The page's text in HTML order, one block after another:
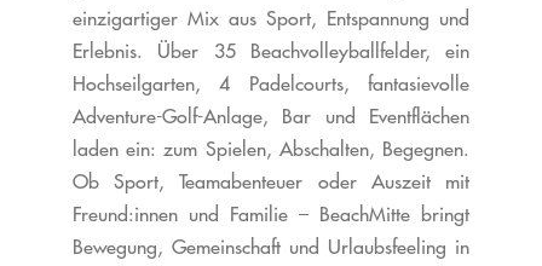
einzigartiger Mix aus Sport, Entspannung und
Erlebnis. Über 35 Beachvolleyballfelder, ein
Hochseilgarten, 4 Padelcourts, fantasievolle
Adventure-Golf-Anlage, Bar und Eventflächen
laden ein: zum Spielen, Abschalten, Begegnen.
Ob Sport, Teamabenteuer oder Auszeit mit
Freund:innen und Familie – BeachMitte bringt
Bewegung, Gemeinschaft und Urlaubsfeeling in